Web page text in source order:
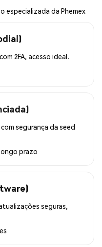
especializada da Phemex
2FA, acesso ideal.
segurança da seed
prazo
seguras,